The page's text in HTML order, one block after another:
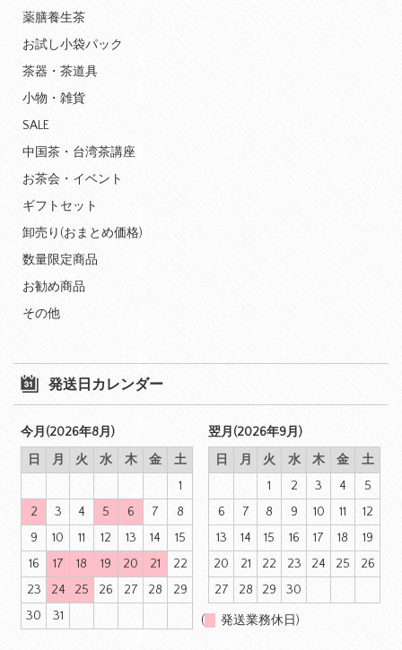
薬膳養生茶
お試し小袋パック
茶器・茶道具
小物・雑貨
SALE
中国茶・台湾茶講座
お茶会・イベント
ギフトセット
卸売り(おまとめ価格)
数量限定商品
お勧め商品
その他
発送日カレンダー
今月(2026年8月)
日
月 火 水 木 金
土
1
2
3 4 5 6 7
8
9
10 11 12 13 14
15
16
17 18 19 20 21
22
23
24 25 26 27 28
29
30
31
翌月(2026年9月)
日
月 火 水 木 金
土
1
2 3 4
5
6
7 8 9 10 11
12
13
14 15 16 17 18
19
20
21 22 23 24 25
26
27
28 29 30
( 発送業務休日)